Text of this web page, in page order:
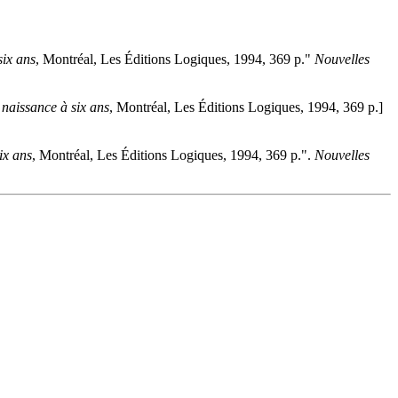
ans, Montréal, Les Éditions Logiques, 1994, 369 p." Nouvelles
à six ans, Montréal, Les Éditions Logiques, 1994, 369 p.]
ans, Montréal, Les Éditions Logiques, 1994, 369 p.". Nouvelles